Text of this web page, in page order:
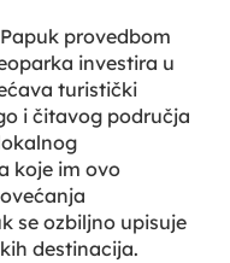
provedbom
investira u
turistički
i čitavog područja
koje im ovo
se ozbiljno upisuje
destinacija.